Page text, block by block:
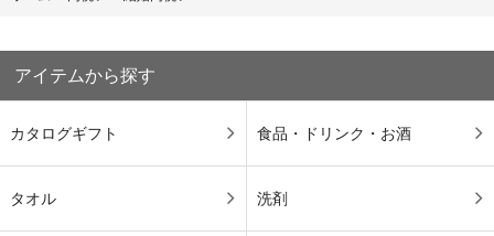
アイテムから探す
カタログギフト 食品・ドリンク・お酒
タオル 洗剤